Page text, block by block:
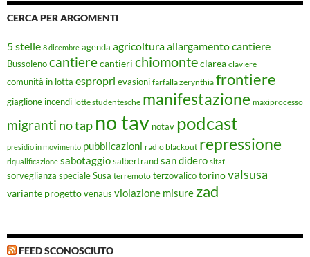
CERCA PER ARGOMENTI
5 stelle 8 dicembre agenda agricolturaallargamento cantiere
Bussolenocantierecantieri chiomonteclarea claviere
comunità in lotta espropri evasioni farfalla zerynthia frontiere
giaglione incendi lotte studentesche manifestazione maxiprocesso
migranti no tap no tav notav podcast
presidio in movimento pubblicazioni radio blackout repressione
riqualificazione sabotaggiosalbertrandsan didero sitaf
sorveglianza speciale Susa terremoto terzovalico torinovalsusa
variante progettovenaus violazione misure zad
FEED SCONOSCIUTO